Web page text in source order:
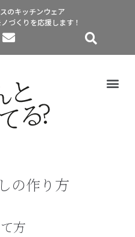
のキッチンウェア
づくりを応援します！
の作り方
方